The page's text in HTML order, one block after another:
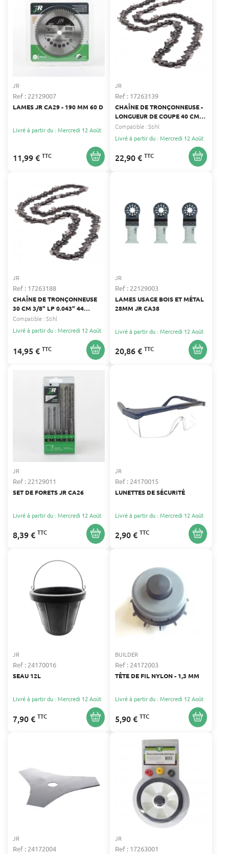
JR
Ref : 22129007
LAMES JR CA29 - 190 MM 60 D
Livré à partir du : Mercredi 12 Août
11,99 € TTC
JR
Ref : 17263139
CHAÎNE DE TRONÇONNEUSE -
LONGUEUR DE COUPE 40 CM,
PAS DE CHAÎNE 3/8", JAUGE
0.063" 1.6 MM - NOMBRE
D'ENTRAINEURS : 60
Compatible :Stihl
Livré à partir du : Mercredi 12 Août
22,90 € TTC
JR
Ref : 17263188
CHAÎNE DE TRONÇONNEUSE
30 CM 3/8" LP 0.043" 44
ENTRAÎNEURS -
COMPATIBILITÉ CASTOR,
POWER PRUNER, STIHL
Compatible :Stihl
Livré à partir du : Mercredi 12 Août
14,95 € TTC
JR
Ref : 22129003
LAMES USAGE BOIS ET MÉTAL
28MM JR CA38
Livré à partir du : Mercredi 12 Août
20,86 € TTC
JR
Ref : 22129011
SET DE FORETS JR CA26
Livré à partir du : Mercredi 12 Août
8,39 € TTC
JR
Ref : 24170015
LUNETTES DE SÉCURITÉ
Livré à partir du : Mercredi 12 Août
2,90 € TTC
JR
Ref : 24170016
SEAU 12L
Livré à partir du : Mercredi 12 Août
7,90 € TTC
BUILDER
Ref : 24172003
TÊTE DE FIL NYLON - 1,3 MM
Livré à partir du : Mercredi 12 Août
5,90 € TTC
JR
Ref : 24172004
JR
Ref : 17263001